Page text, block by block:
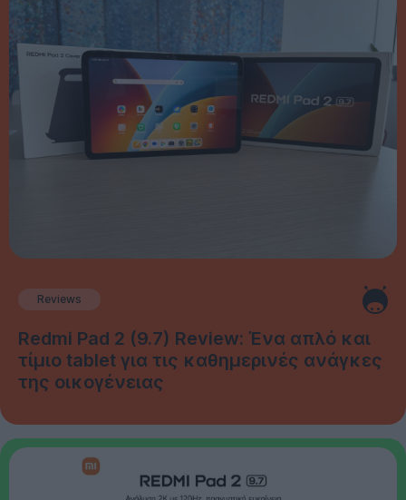
Reviews
Redmi Pad 2 (9.7) Review: Ένα απλό και
τίμιο tablet για τις καθημερινές ανάγκες
της οικογένειας